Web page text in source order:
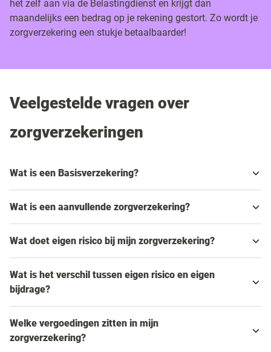
het zelf aan via de Belastingdienst en krijgt dan
maandelijks een bedrag op je rekening gestort. Zo wordt je
zorgverzekering een stukje betaalbaarder!
Veelgestelde vragen over
zorgverzekeringen
Wat is een Basisverzekering?
Wat is een aanvullende zorgverzekering?
Wat doet eigen risico bij mijn zorgverzekering?
Wat is het verschil tussen eigen risico en eigen
bijdrage?
Welke vergoedingen zitten in mijn
zorgverzekering?